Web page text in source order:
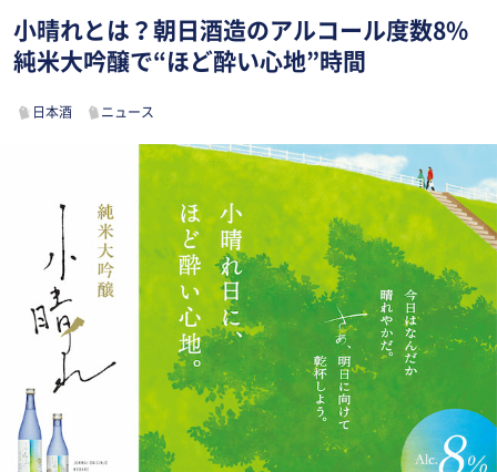
小晴れとは？朝日酒造のアルコール度数8%
純米大吟醸で“ほど酔い心地”時間
日本酒 ニュース